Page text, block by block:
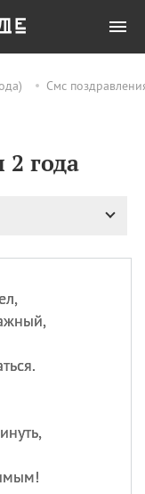
Смс
года
Все
«Счастье
Day)
всех
и целителя
книголюбов (Book
Day)
именины